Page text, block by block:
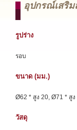
อุปกรณ์เสริม
รูปร่าง
รอบ
ขนาด (มม.)
Ø62 * สูง 20, Ø71 * สูง
วัสดุ